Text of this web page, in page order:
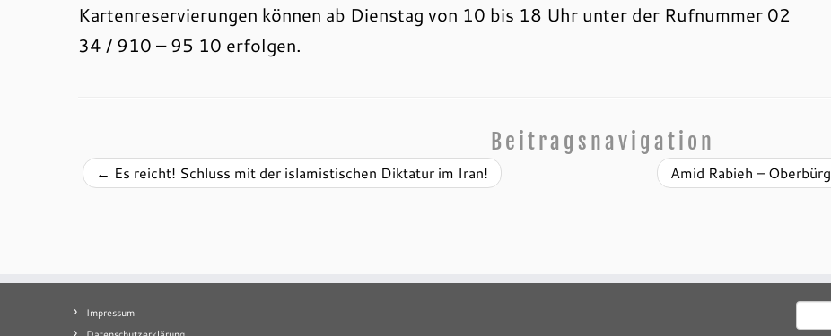
Kartenreservierungen können ab Dienstag von 10 bis 18 Uhr unter der Rufnummer 02
34 / 910 – 95 10 erfolgen.
Beitragsnavigation
← Es reicht! Schluss mit der islamistischen Diktatur im Iran! Amid Rabieh –
Impressum
Suchen
nach: